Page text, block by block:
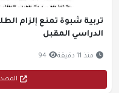
تربية شبوة تمنع إلزام
الدراسي المقبل
منذ 11 دقيقة 94